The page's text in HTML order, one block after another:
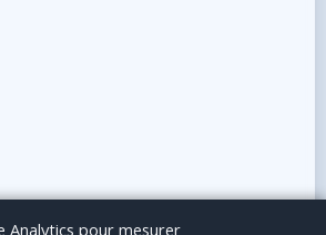
Articles invitésMentions Légales
Analytics pour mesurer